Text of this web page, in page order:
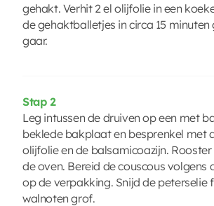
gehakt. Verhit 2 el olijfolie in een
de gehaktballetjes in circa 15 minuten
gaar.
Stap 2
Leg intussen de druiven op een met
beklede bakplaat en besprenkel met
olijfolie en de balsamicoazijn. Rooster
de oven. Bereid de couscous volgens
op de verpakking. Snijd de peterselie
walnoten grof.